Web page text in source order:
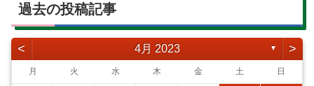
過去の投稿記事
< 4月 2023 ▼ >
月 火 水 木 金 土 日